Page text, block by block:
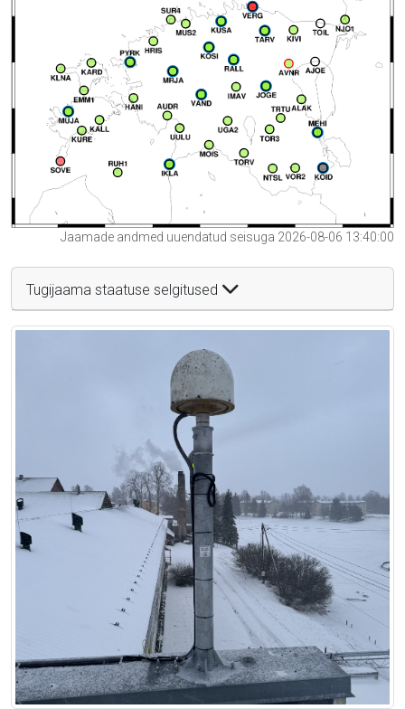
Jaamade andmed uuendatud seisuga 2026-08-06 13:40:00
Tugijaama staatuse selgitused